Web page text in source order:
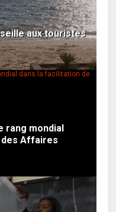
aux touristes
rang mondial
Affaires